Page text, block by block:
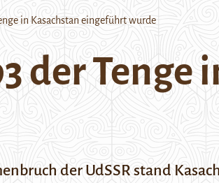
in Kasachstan eingeführt wurde
der
der UdSSR stand